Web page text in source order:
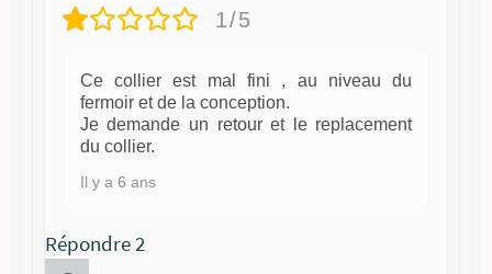
1/5
Ce collier est mal fini , au niveau du
fermoir et de la conception.
Je demande un retour et le replacement
du collier.
Il y a 6 ans
Répondre2